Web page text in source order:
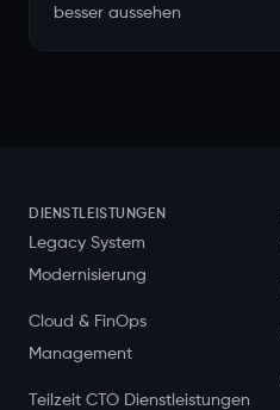
besser aussehen
DIENSTLEISTUNGEN
Legacy System
Modernisierung
Cloud & FinOps
Management
Teilzeit CTO Dienstleistungen